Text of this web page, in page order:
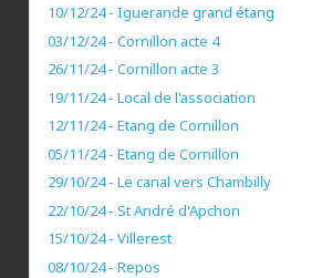
10/12/24 - Iguerande grand étang
03/12/24 - Cornillon acte 4
26/11/24 - Cornillon acte 3
19/11/24 - Local de l'association
12/11/24 - Etang de Cornillon
05/11/24 - Etang de Cornillon
29/10/24 - Le canal vers Chambilly
22/10/24 - St André d'Apchon
15/10/24 - Villerest
08/10/24 - Repos